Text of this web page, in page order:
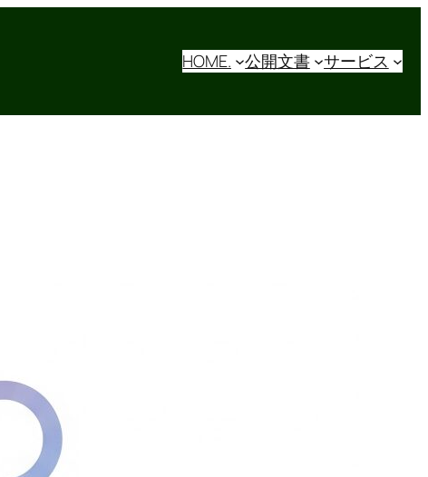
HOME. 公開文書 サービス
UMLと採用ミスマッチ。SES現場のコミュニケー
ション不足や認識齟齬を解消し、プロジェクト炎
上を防ぐUML。さらに採用時のミスマッチ回避策
とPMスキル見極め術も解説します。